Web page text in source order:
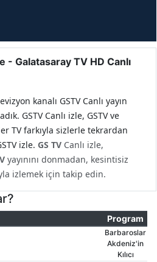
- Galatasaray TV HD Canlı
kanalı GSTV Canlı yayın
GSTV Canlı izle, GSTV ve
TV farkıyla sizlerle tekrardan
izle. GS TV Canlı izle,
yayınını donmadan, kesintisiz
izlemek için takip edin.
Program
Barbaroslar
Akdeniz'in
Kılıcı